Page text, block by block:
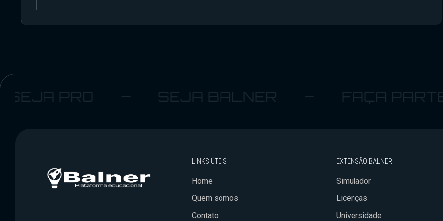
PRO SEJA BALNER FAÇA PARTE
LINKS ÚTEIS
Home
Quem somos
Contato
EXTENSÃO BALNER
Simulador
Licenças
Universidade